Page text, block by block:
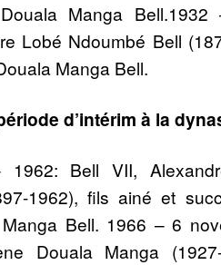
Manga
Lobé Ndoumbé Bell
Manga Bell.
d’intérim à la
1962: Bell VII,
1962), fils ainé et
Bell. 1966 – 6
Douala Manga